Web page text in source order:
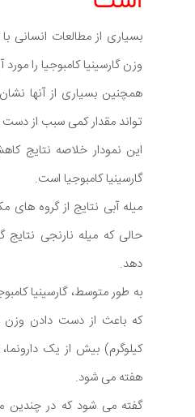
بسیاری از مطالعات انسانی
وزن گارسینیا کامبوجیا را مورد
همچنین بسیاری از آنها
تواند مقدار کمی سبب از
این نمودار خلاصه نتایج
گارسینیا کامبوجیا است.
میله آبی نتایج از گروه
حالی که میله نارنجی نتایج
دهد.
به طور متوسط، گارسینیا
هفته می شود.
گفته می شود که در چندین